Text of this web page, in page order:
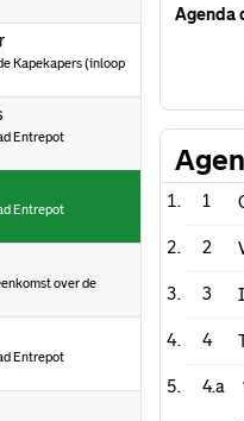
2025
Kapekapers (inloop
Entrepot
Entrepot
over de
Entrepot
Agenda
1
2
3
4
4.a